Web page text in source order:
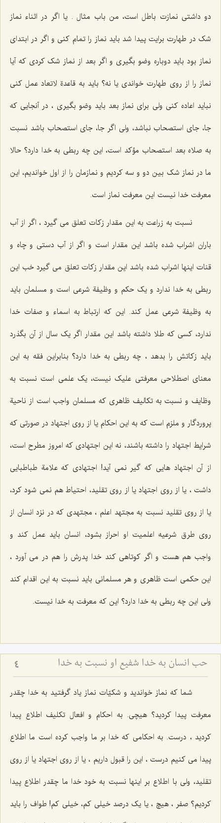
دو داشتی نمازت باطل است، من باب مثال . یا اگر در اثناء نماز
شک در طهارت برایت پیدا شد باید نماز را تمام کنی و اگر در ابتدای
نماز بود باید دوباره وضو بگیری و اگر بعد از نماز شک کردی که آیا
نماز را از روی طهارت خواندی یا نه؟ باید به قاعدة لاتعاد عمل کنی
نباید اعاده کنی ولی برای نماز بعد باید وضو بگیری ، در آنجایی که
جا، جای استصحاب نباشد، ولی اگر جا، جای استصحاب باشد نسبت
به صلاه بعد استصحاب مؤکد است، این چه ربطی به خدا دارد؟ حالا
ما در نماز شک بین دو و سه کردیم و نمازمان را از اول خواندیم، این
معرفت خدا نیست این معرفت نماز است.
نسبت به زراعت به این مقدار زکات تعلق می گیرد ، اگر از آب
باران اشراب شده باشد این مقدار است و اگر از آب دستی و چاه و
قنات اینها اشراب شده باشد این مقدار زکات تعلق می گیرد خب این
ربطی به خدا ندارد و یک حکم و وظیفة شرعی است و مسلمان باید
به وظیفة شرعی عمل کند. این که ارتباط به اسماء و صفات خدا
ندارد، کسی که طلا داشته باشد این مقدار اگر یک سال از آن بگذرد
باید زکاتش را بدهد ، چه ربطی به خدا دارد؟ بنابراین فقه به این
معنای اصطلاحی معرفتی علیک نیست،‌ یک علمی است نسبت به
وظایف و نسبت به تکالیف ظاهری که مسلمان واجب است از ناحیة
پروردگار و ملزم است که به این احکام یا از روی اجتهاد در صورتی که
شرایط اجتهاد را داشته باشند، نه این اجتهادی که امروز مطرح است،
از آن اجتهاد هایی که گیر نمی آید! اجتهادی که علامة‌ طباطبایی
داشت ، یا از روی اجتهاد یا از روی تقلید، احتیاط هم نمی شود کرد،
یا از روی تقلید نسبت به مجتهد اعلم ، مجتهدی که در نزد انسان از
روی طرق شرعیه اعلمیت او احراز بشود، انسان باید عمل کند و
واجب هم هست و اگر کوتاهی کند خدا پدرش را هم در می آورد ،
این حکمی است ظاهری و هر مسلمانی باید نسبت به این اقدام کند
ولی این چه ربطی به خدا دارد؟ این که معرفت به خدا نیست.
حب انسان به خدا شفیع او نسبت به خدا 4
شما که نماز خواندید و شکیّات نماز یاد گرفتید به خدا چقدر
معرفت پیدا کردید؟ هیچی. به احکام و افعال تکلیف اطلاع پیدا
کردید ، درست. به احکامی که خدا بر ما واجب کرده است ما اطلاع
پیدا می کنیم درست ، این را قبول داریم ، یا از روی اجتهاد یا از روی
تقلید، ولی با اطلاع بر اینها نسبت به خود خدا ما چقدر اطلاع پیدا
کردیم؟ صفر ، هیچ ، یا یک درصد خیلی کم، خیلی کم! طواف را باید